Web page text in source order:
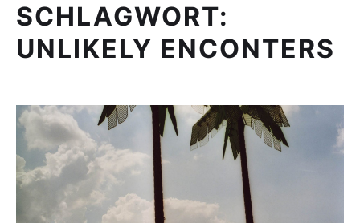
SCHLAGWORT:
UNLIKELY ENCONTERS